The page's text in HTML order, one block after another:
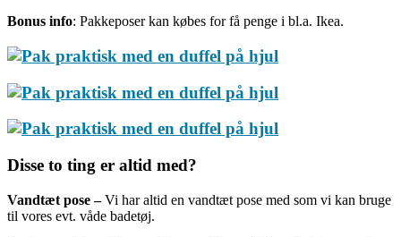
Bonus info: Pakkeposer kan købes for få penge i bl.a. Ikea.
Disse to ting er altid med?
Vandtæt pose –Vi har altid en vandtæt pose med som vi kan bruge
til vores evt. våde badetøj.